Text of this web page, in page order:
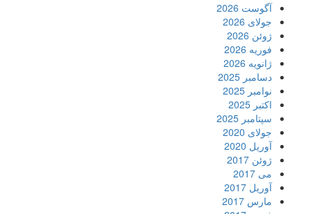
آگوست 2026
جولای 2026
ژوئن 2026
فوریه 2026
ژانویه 2026
دسامبر 2025
نوامبر 2025
اکتبر 2025
سپتامبر 2025
جولای 2020
آوریل 2020
ژوئن 2017
می 2017
آوریل 2017
مارس 2017